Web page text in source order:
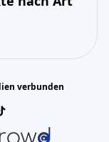
verbunden